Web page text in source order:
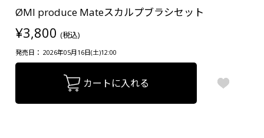
ØMI produce Mateスカルプブラシセット
¥3,800 (税込)
発売日： 2026年05月16日(土)12:00
カートに入れる